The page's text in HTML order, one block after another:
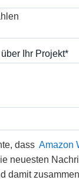
Ihr Projekt*
dass Amazon
neuesten
damit